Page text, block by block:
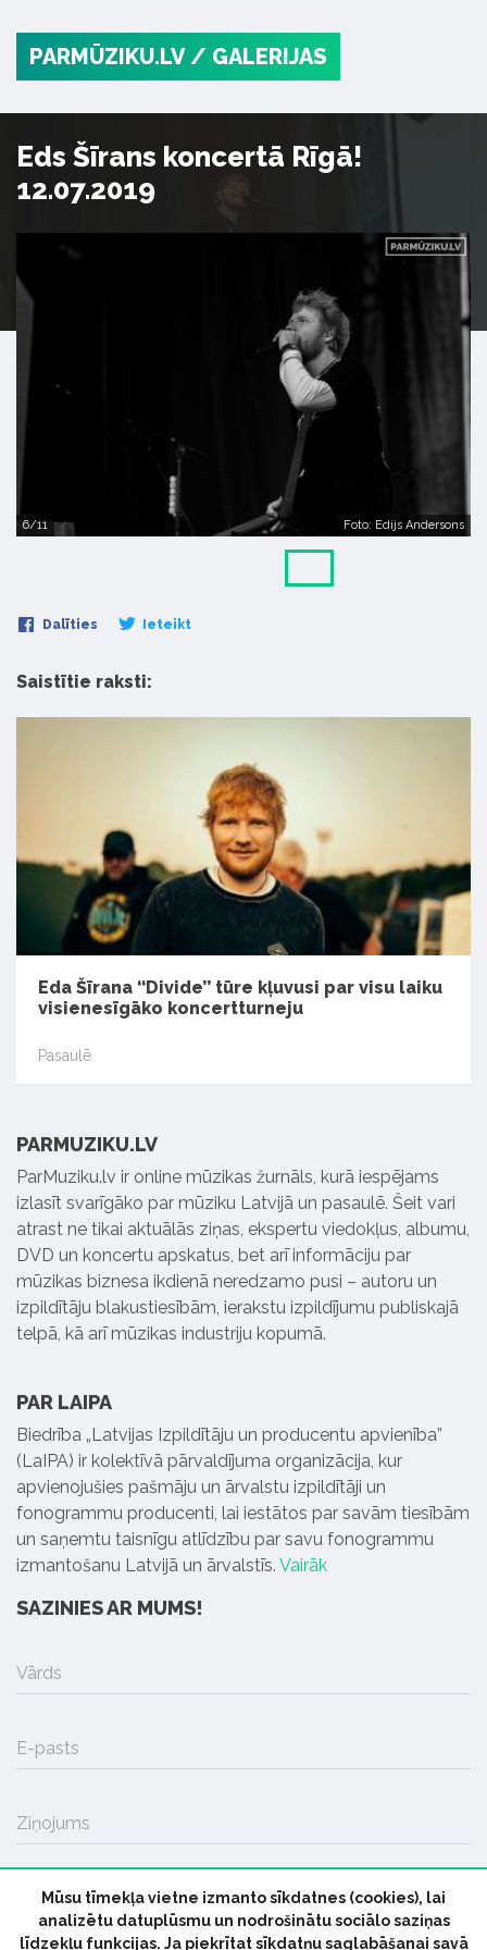
PARMŪZIKU.LV / GALERIJAS
Eds Šīrans koncertā Rīgā!
12.07.2019
6/11 Foto: Edijs Andersons
Dalīties Ieteikt
Saistītie raksti:
Eda Šīrana ‘‘Divide’’ tūre kļuvusi par visu laiku
visienesīgāko koncertturneju
Pasaulē
PARMUZIKU.LV
ParMuziku.lv ir online mūzikas žurnāls, kurā iespējams
izlasīt svarīgāko par mūziku Latvijā un pasaulē. Šeit vari
atrast ne tikai aktuālās ziņas, ekspertu viedokļus, albumu,
DVD un koncertu apskatus, bet arī informāciju par
mūzikas biznesa ikdienā neredzamo pusi – autoru un
izpildītāju blakustiesībām, ierakstu izpildījumu publiskajā
telpā, kā arī mūzikas industriju kopumā.
PAR LAIPA
Biedrība „Latvijas Izpildītāju un producentu apvienība”
(LaIPA) ir kolektīvā pārvaldījuma organizācija, kur
apvienojušies pašmāju un ārvalstu izpildītāji un
fonogrammu producenti, lai iestātos par savām tiesībām
un saņemtu taisnīgu atlīdzību par savu fonogrammu
izmantošanu Latvijā un ārvalstīs. Vairāk
SAZINIES AR MUMS!
Vārds
E-pasts
Ziņojums
SŪTĪT
Mūsu tīmekļa vietne izmanto sīkdatnes (cookies), lai
analizētu datuplūsmu un nodrošinātu sociālo saziņas
līdzekļu funkcijas. Ja piekrītat sīkdatņu saglabāšanai savā